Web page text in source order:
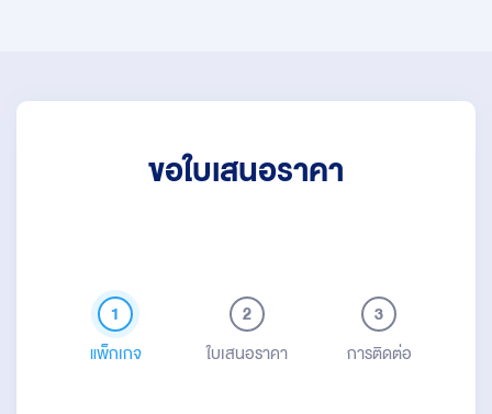
ขอใบเสนอราคา
1
แพ็กเกจ
2
ใบเสนอราคา
3
การติดต่อ